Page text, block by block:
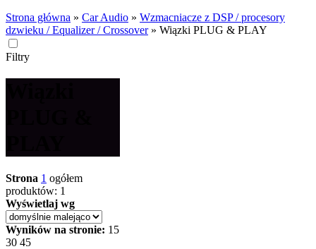
Strona główna » Car Audio » Wzmacniacze z DSP / procesory
dzwieku / Equalizer / Crossover» Wiązki PLUG & PLAY
Filtry
Strona 1 ogółem
produktów: 1
Wyświetlaj wg
Wyników na stronie: 15
30 45